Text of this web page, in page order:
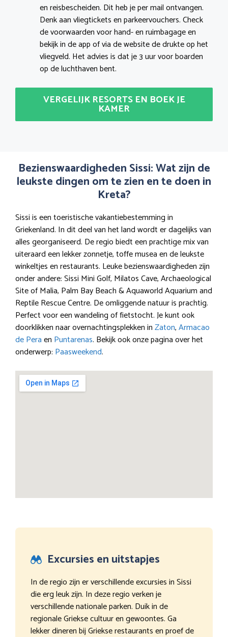
en reisbescheiden. Dit heb je per mail ontvangen.
Denk aan vliegtickets en parkeervouchers. Check
de voorwaarden voor hand- en ruimbagage en
bekijk in de app of via de website de drukte op het
vliegveld. Het advies is dat je 3 uur voor boarden
op de luchthaven bent.
VERGELIJK RESORTS EN BOEK JE
KAMER
Bezienswaardigheden Sissi: Wat zijn de
leukste dingen om te zien en te doen in
Kreta?
Sissi is een toeristische vakantiebestemming in
Griekenland. In dit deel van het land wordt er dagelijks van
alles georganiseerd. De regio biedt een prachtige mix van
uiteraard een lekker zonnetje, toffe musea en de leukste
winkeltjes en restaurants. Leuke bezienswaardigheden zijn
onder andere: Sissi Mini Golf, Milatos Cave, Archaeological
Site of Malia, Palm Bay Beach & Aquaworld Aquarium and
Reptile Rescue Centre. De omliggende natuur is prachtig.
Perfect voor een wandeling of fietstocht. Je kunt ook
doorklikken naar overnachtingsplekken inZaton,Armacao
de Peraen Puntarenas. Bekijk ook onze pagina over het
onderwerp: Paasweekend.
Excursies en uitstapjes
In de regio zijn er verschillende excursies in Sissi
die erg leuk zijn. In deze regio verken je
verschillende nationale parken. Duik in de
regionale Griekse cultuur en gewoontes. Ga
lekker dineren bij Griekse restaurants en proef de